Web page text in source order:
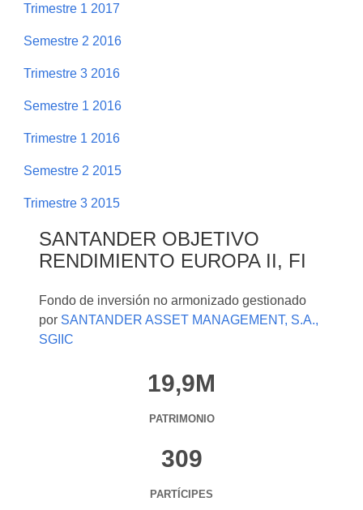
Trimestre 1 2017
Semestre 2 2016
Trimestre 3 2016
Semestre 1 2016
Trimestre 1 2016
Semestre 2 2015
Trimestre 3 2015
SANTANDER OBJETIVO
RENDIMIENTO EUROPA II, FI
Fondo de inversión no armonizado gestionado
por SANTANDER ASSET MANAGEMENT, S.A.,
SGIIC
19,9M
PATRIMONIO
309
PARTÍCIPES